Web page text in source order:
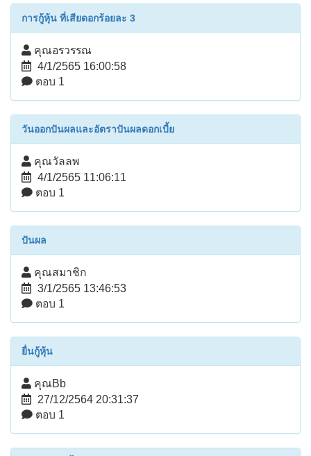
การกู้หุ้น ที่เสียดอกร้อยละ 3
คุณอรวรรณ
4/1/2565 16:00:58
ตอบ 1
วันออกปันผลและอัตราปันผลดอกเบี้ย
คุณวัลลพ
4/1/2565 11:06:11
ตอบ 1
ปันผล
คุณสมาชิก
3/1/2565 13:46:53
ตอบ 1
ยื่นกู้หุ้น
คุณBb
27/12/2564 20:31:37
ตอบ 1